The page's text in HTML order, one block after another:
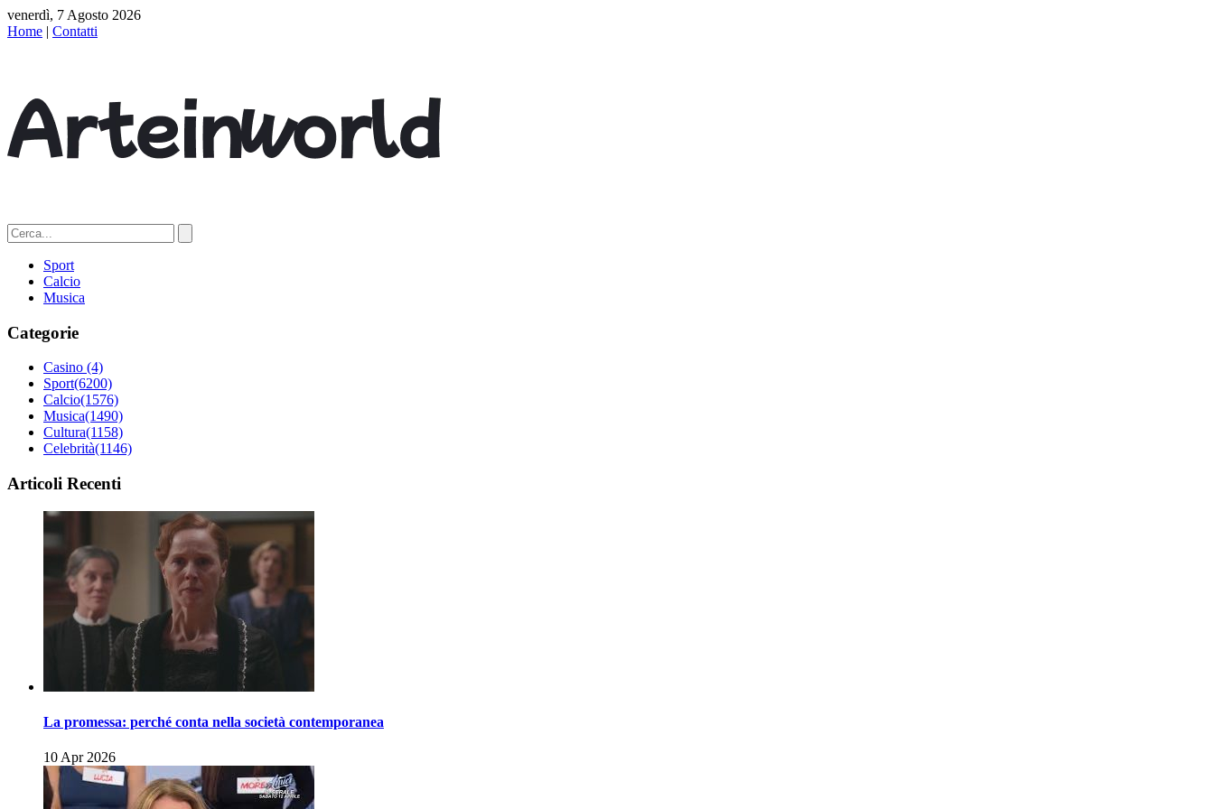
venerdì, 7 Agosto 2026
Home | Contatti
Sport
Calcio
Musica
Categorie
Casino (4)
Sport(6200)
Calcio(1576)
Musica(1490)
Cultura(1158)
Celebrità(1146)
Articoli Recenti
La promessa: perché conta nella società contemporanea
10 Apr 2026